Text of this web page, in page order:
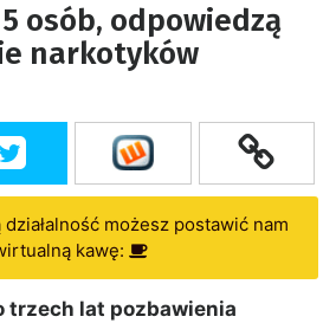
osób, odpowiedzą
narkotyków
możesz postawić nam
kawę:
trzech lat pozbawienia